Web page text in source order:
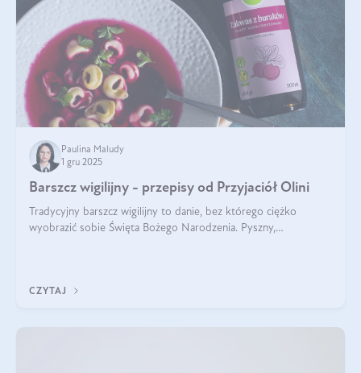
Paulina Maludy
1 gru 2025
Barszcz wigilijny - przepisy od Przyjaciół Olini
Tradycyjny barszcz wigilijny to danie, bez którego ciężko
wyobrazić sobie Święta Bożego Narodzenia. Pyszny,
CZYTAJ